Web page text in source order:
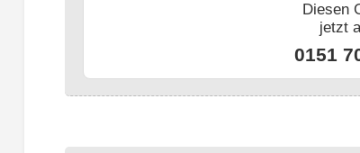
Diesen
jetzt
0151